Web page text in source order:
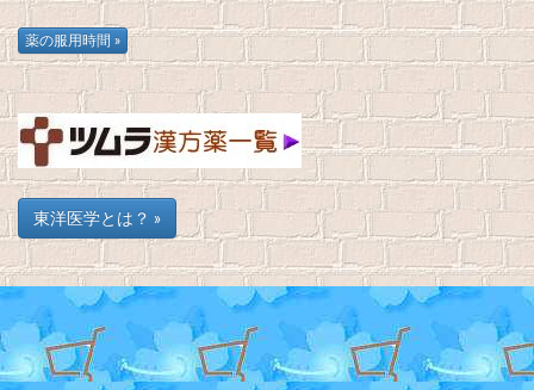
東洋医学とは？ »